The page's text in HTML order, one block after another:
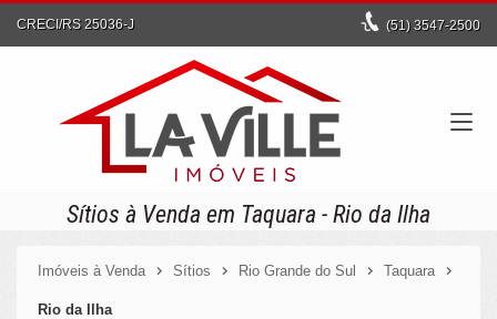
CRECI/RS 25036-J (51) 3547-2500
Sítios à Venda em Taquara - Rio da Ilha
Imóveis à Venda Sítios Rio Grande do Sul Taquara
Rio da Ilha